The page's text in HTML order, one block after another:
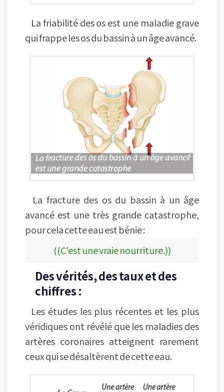
La friabilité des os est une maladie grave
qui frappe les os du bassin à un âge avancé.
La fracture des os du bassin à un âge
avancé est une très grande catastrophe,
pour cela cette eau est bénie :
((C'est une vraie nourriture.))
Des vérités, des taux et des
chiffres :
Les études les plus récentes et les plus
véridiques ont révélé que les maladies des
artères coronaires atteignent rarement
ceux qui se désaltèrent de cette eau.